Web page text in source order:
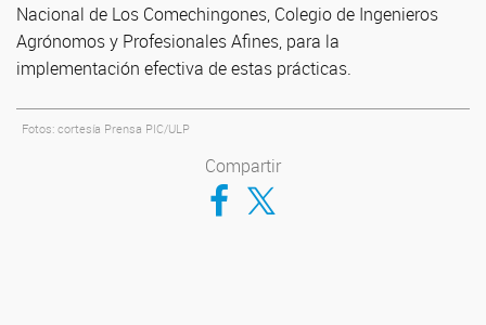
Nacional de Los Comechingones, Colegio de Ingenieros
Agrónomos y Profesionales Afines, para la
implementación efectiva de estas prácticas.
Fotos: cortesía Prensa PIC/ULP
Compartir
Compartir en Facebook
Compartir en Twitter